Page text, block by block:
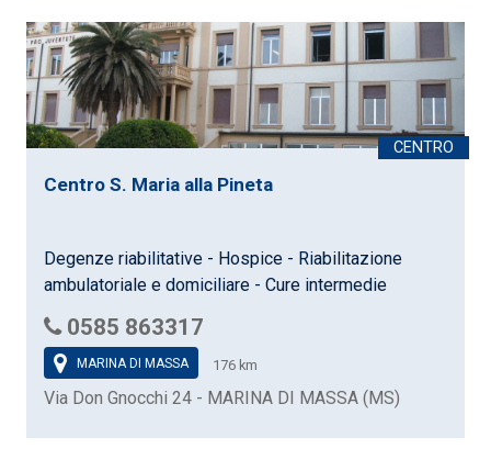
Centro S. Maria alla Pineta
Degenze riabilitative - Hospice - Riabilitazione
ambulatoriale e domiciliare - Cure intermedie
0585 863317
MARINA DI MASSA 176 km
Via Don Gnocchi 24 - MARINA DI MASSA (MS)